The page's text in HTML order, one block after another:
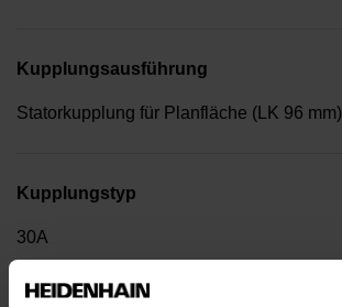
Kupplungsausführung
Statorkupplung für Planfläche (LK 96 mm)
Kupplungstyp
30A